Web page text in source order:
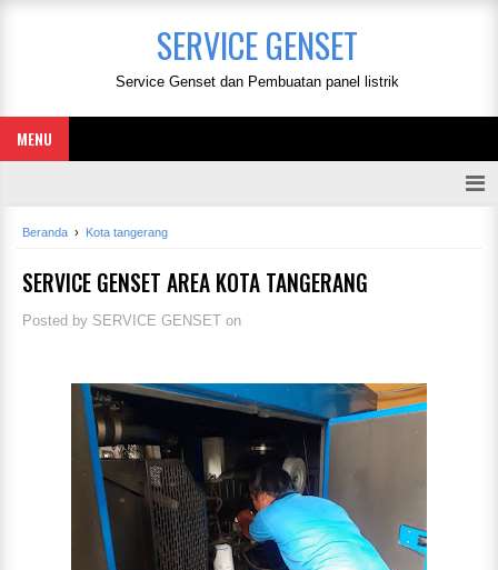
SERVICE GENSET
Service Genset dan Pembuatan panel listrik
MENU
Beranda › Kota tangerang
SERVICE GENSET AREA KOTA TANGERANG
Posted by SERVICE GENSET on